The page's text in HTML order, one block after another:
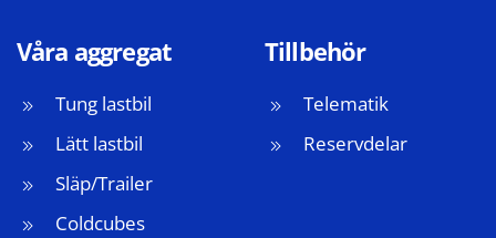
Våra aggregat
Tung lastbil
Lätt lastbil
Släp/Trailer
Coldcubes
Tillbehör
Telematik
Reservdelar